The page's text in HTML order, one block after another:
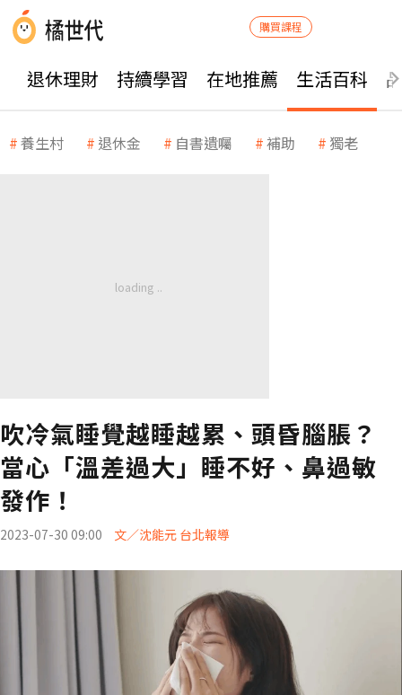
購買課程
退休理財 持續學習 在地推薦 生活百科
養生村 退休金 自書遺囑 補助 獨老
吹冷氣睡覺越睡越累、頭昏腦脹？
當心「溫差過大」睡不好、鼻過敏
發作！
2023-07-30 09:00 文／沈能元 台北報導